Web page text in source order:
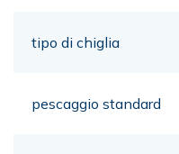
tipo di chiglia
pescaggio standard